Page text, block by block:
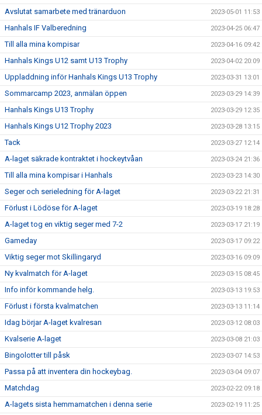
Avslutat samarbete med tränarduon 2023-05-01 11:53
Hanhals IF Valberedning 2023-04-25 06:47
Till alla mina kompisar 2023-04-16 09:42
Hanhals Kings U12 samt U13 Trophy 2023-04-02 20:09
Uppladdning inför Hanhals Kings U13 Trophy 2023-03-31 13:01
Sommarcamp 2023, anmälan öppen 2023-03-29 14:39
Hanhals Kings U13 Trophy 2023-03-29 12:35
Hanhals Kings U12 Trophy 2023 2023-03-28 13:15
Tack 2023-03-27 12:14
A-laget säkrade kontraktet i hockeytvåan 2023-03-24 21:36
Till alla mina kompisar i Hanhals 2023-03-23 14:30
Seger och serieledning för A-laget 2023-03-22 21:31
Förlust i Lödöse för A-laget 2023-03-19 18:28
A-laget tog en viktig seger med 7-2 2023-03-17 21:19
Gameday 2023-03-17 09:22
Viktig seger mot Skillingaryd 2023-03-16 09:09
Ny kvalmatch för A-laget 2023-03-15 08:45
Info inför kommande helg. 2023-03-13 19:53
Förlust i första kvalmatchen 2023-03-13 11:14
Idag börjar A-laget kvalresan 2023-03-12 08:03
Kvalserie A-laget 2023-03-08 21:03
Bingolotter till påsk 2023-03-07 14:53
Passa på att inventera din hockeybag. 2023-03-04 09:07
Matchdag 2023-02-22 09:18
A-lagets sista hemmamatchen i denna serie 2023-02-19 11:25